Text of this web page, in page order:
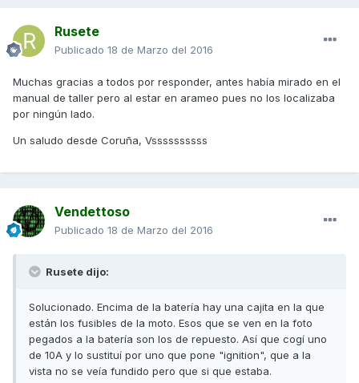
Rusete
Publicado 18 de Marzo del 2016
Muchas gracias a todos por responder, antes había mirado en el
manual de taller pero al estar en arameo pues no los localizaba
por ningún lado.
Un saludo desde Coruña, Vssssssssss
Vendettoso
Publicado 18 de Marzo del 2016
Rusete dijo:
Solucionado. Encima de la batería hay una cajita en la que
están los fusibles de la moto. Esos que se ven en la foto
pegados a la batería son los de repuesto. Así que cogí uno
de 10A y lo sustituí por uno que pone "ignition", que a la
vista no se veía fundido pero que si que estaba.